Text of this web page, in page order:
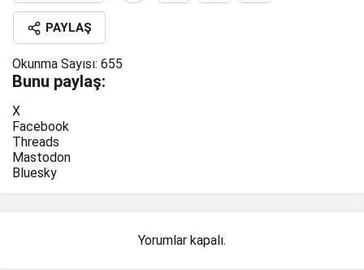
PAYLAŞ
Okunma Sayısı: 655
Bunu paylaş:
X
Facebook
Threads
Mastodon
Bluesky
Yorumlar kapalı.